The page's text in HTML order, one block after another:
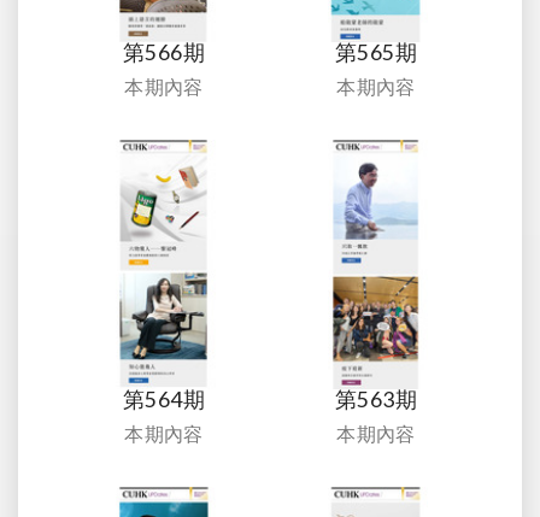
第566期
本期內容
第565期
本期內容
第564期
本期內容
第563期
本期內容